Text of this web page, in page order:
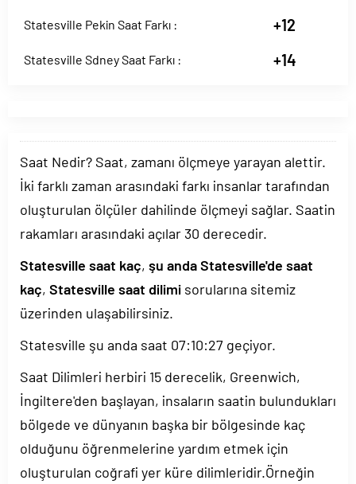
Statesville Pekin Saat Farkı : +12
Statesville Sdney Saat Farkı : +14
Saat Nedir? Saat, zamanı ölçmeye yarayan alettir.
İki farklı zaman arasındaki farkı insanlar tarafından
oluşturulan ölçüler dahilinde ölçmeyi sağlar. Saatin
rakamları arasındaki açılar 30 derecedir.
Statesville saat kaç, şu anda Statesville'de saat
kaç, Statesville saat dilimi sorularına sitemiz
üzerinden ulaşabilirsiniz.
Statesville şu anda saat 07:10:27 geçiyor.
Saat Dilimleri herbiri 15 derecelik, Greenwich,
İngiltere'den başlayan, insaların saatin bulundukları
bölgede ve dünyanın başka bir bölgesinde kaç
olduğunu öğrenmelerine yardım etmek için
oluşturulan coğrafi yer küre dilimleridir.Örneğin